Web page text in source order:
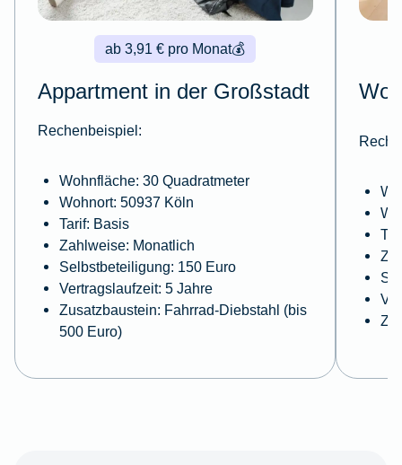
💰
ab 3,91 € pro Monat
Appartment in der Großstadt
Rechenbeispiel:
Wohnfläche: 30 Quadratmeter
Wohnort: 50937 Köln
Tarif: Basis
Zahlweise: Monatlich
Selbstbeteiligung: 150 Euro
Vertragslaufzeit: 5 Jahre
Zusatzbaustein: Fahrrad-Diebstahl (bis
500 Euro)